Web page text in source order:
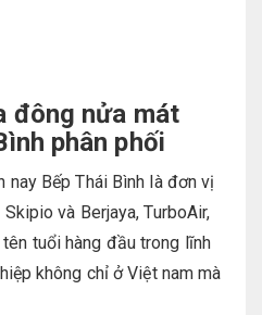
đông nửa mát
phân phối
nay Bếp Thái Bình là đơn vị
và Berjaya, TurboAir,
tuổi hàng đầu trong lĩnh
không chỉ ở Việt nam mà